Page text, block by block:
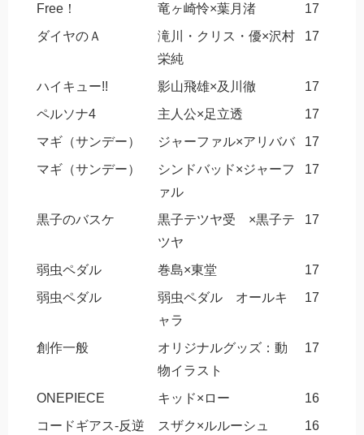
Free！
竜ヶ崎怜×葉月渚
17
ダイヤのＡ
滝川・クリス・優×沢村
栄純
17
ハイキュー!! 影山飛雄×及川徹
17
ペルソナ4
主人公×足立透
17
マギ（サンデー）
ジャーファル×アリババ
17
マギ（サンデー）
シンドバッド×ジャーフ
ァル
17
黒子のバスケ
黒子テツヤ受 ×黒子テ
ツヤ
17
弱虫ペダル 巻島×東堂
17
弱虫ペダル
弱虫ペダル オールキ
ャラ
17
創作一般
オリジナルグッズ：動
物イラスト
17
ONEPIECE キッド×ロー
16
コードギアス-反逆
スザク×ルルーシュ 16